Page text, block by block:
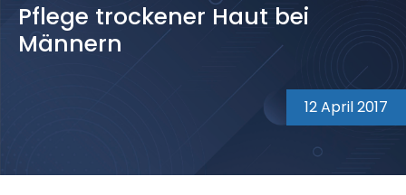
Pflege trockener Haut bei
Männern
12 April 2017